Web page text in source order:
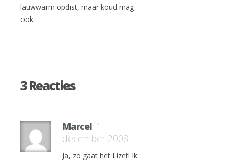
lauwwarm opdist, maar koud mag
ook.
3 Reacties
Marcel 1
december 2008
Ja, zo gaat het Lizet! Ik